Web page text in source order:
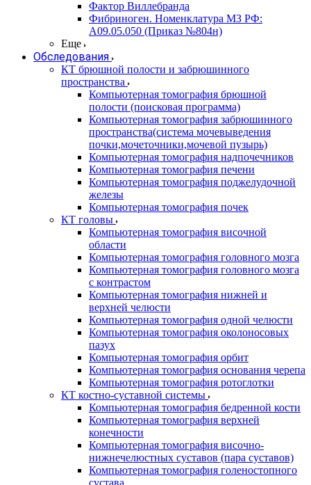
Фактор Виллебранда
Фибриноген. Номенклатура МЗ РФ:
A09.05.050 (Приказ №804н)
Еще
Обследования
КТ брюшной полости и забрюшинного
пространства
Компьютерная томография брюшной
полости (поисковая программа)
Компьютерная томография забрюшинного
пространства(система мочевыведения
почки,мочеточники,мочевой пузырь)
Компьютерная томография надпочечников
Компьютерная томография печени
Компьютерная томография поджелудочной
железы
Компьютерная томография почек
КТ головы
Компьютерная томография височной
области
Компьютерная томография головного мозга
Компьютерная томография головного мозга
с контрастом
Компьютерная томография нижней и
верхней челюсти
Компьютерная томография одной челюсти
Компьютерная томография околоносовых
пазух
Компьютерная томография орбит
Компьютерная томография основания черепа
Компьютерная томография ротоглотки
КТ костно-суставной системы
Компьютерная томография бедренной кости
Компьютерная томография верхней
конечности
Компьютерная томография височно-
нижнечелюстных суставов (пара суставов)
Компьютерная томография голеностопного
сустава